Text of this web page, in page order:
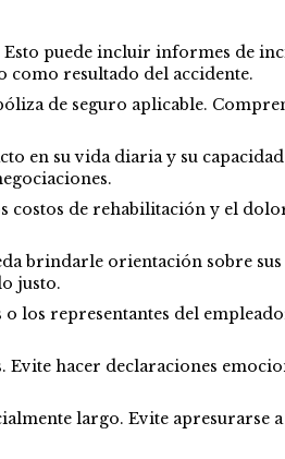
puede incluir informes de
como resultado del accidente.
de seguro aplicable.
en su vida diaria y su
costos de rehabilitación y el
brindarle orientación sobre
justo.
los representantes del
hacer declaraciones
largo. Evite apresurarse